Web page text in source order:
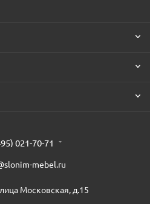
021-70-71
mebel.ru
Московская, д.15